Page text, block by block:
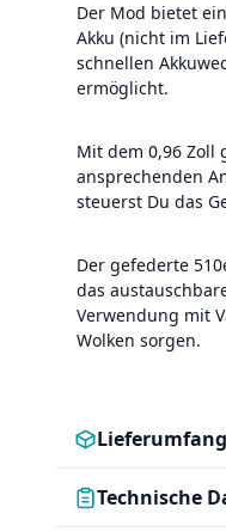
Der Mod bietet
Akku (nicht im
schnellen
ermöglicht.
Mit dem 0,96 Zoll
ansprechenden
steuerst Du das
Der gefederte
das
Verwendung mit
Wolken sorgen.
Lieferumfang
Technische